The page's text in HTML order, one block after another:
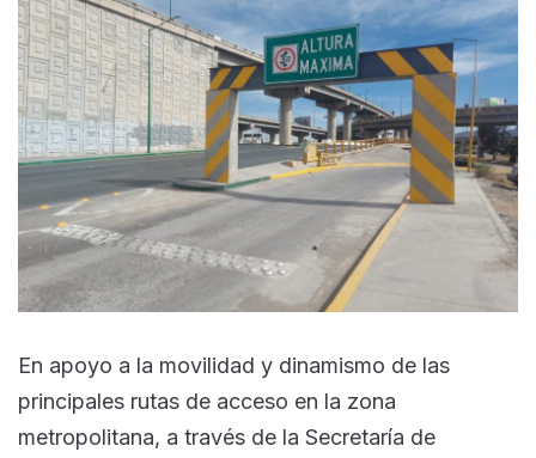
En apoyo a la movilidad y dinamismo de las
principales rutas de acceso en la zona
metropolitana, a través de la Secretaría de